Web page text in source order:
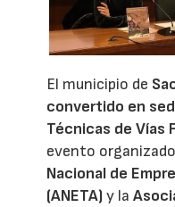
El municipio de
convertido en
Técnicas de Vías
evento
Nacional de
(ANETA)y la